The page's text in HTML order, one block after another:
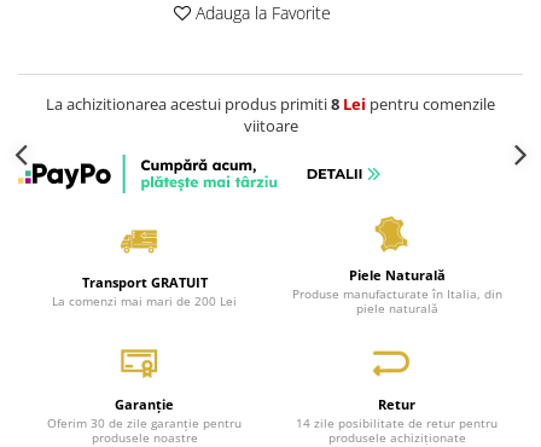
Adauga la Favorite
La achizitionarea acestui produs primiti8 Lei pentru comenzile
viitoare
Transport GRATUIT
La comenzi mai mari de 200 Lei
Piele Naturală
Produse manufacturate în Italia, din
piele naturală
Garanție
Oferim 30 de zile garanție pentru
produsele noastre
Retur
14 zile posibilitate de retur pentru
produsele achiziționate